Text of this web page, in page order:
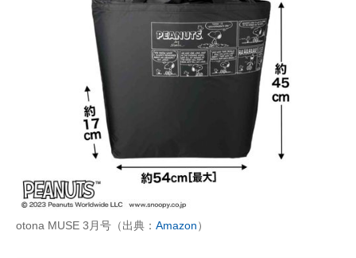
otona MUSE 3月号（出典： Amazon）